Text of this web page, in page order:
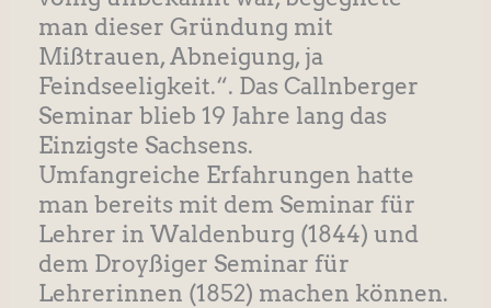
man dieser Gründung mit
Mißtrauen, Abneigung, ja
Feindseeligkeit.“. Das Callnberger
Seminar blieb 19 Jahre lang das
Einzigste Sachsens.
Umfangreiche Erfahrungen hatte
man bereits mit dem Seminar für
Lehrer in Waldenburg (1844) und
dem Droyßiger Seminar für
Lehrerinnen (1852) machen können.